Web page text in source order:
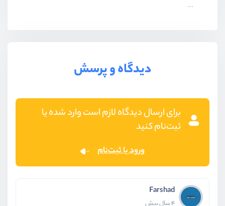
...
دیدگاه و پرسش
برای ارسال دیدگاه لازم است وارد شده یا
ثبت‌نام کنید
ورود یا ثبت‌نام
Farshad
4 سال پیش